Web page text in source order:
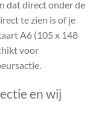
dat direct onder de
te zien is of je
A6 (105 x 148
voor
en wij